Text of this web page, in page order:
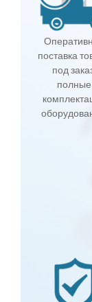
поставка
под
полные